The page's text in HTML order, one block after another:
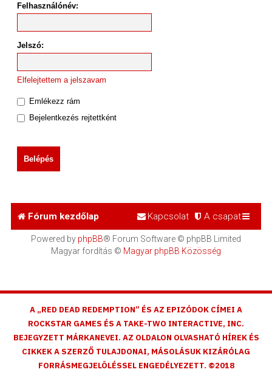
Felhasználónév:
Jelszó:
Elfelejtettem a jelszavam
Emlékezz rám
Bejelentkezés rejtettként
Fórum kezdőlap A csapat
Kapcsolat
Powered by phpBB® Forum Software © phpBB Limited
Magyar fordítás © Magyar phpBB Közösség
A „RED DEAD REDEMPTION” ÉS AZ EPIZÓDOK CÍMEI A
ROCKSTAR GAMES ÉS A TAKE-TWO INTERACTIVE, INC.
BEJEGYZETT MÁRKANEVEI. AZ OLDALON OLVASHATÓ HÍREK ÉS
CIKKEK A SZERZŐ TULAJDONAI, MÁSOLÁSUK KIZÁRÓLAG
FORRÁSMEGJELÖLÉSSEL ENGEDÉLYEZETT. ©2018